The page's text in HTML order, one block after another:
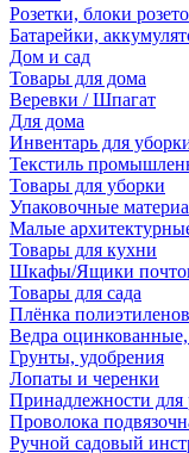
Розетки, блоки
Батарейки,
Дом и сад
Товары для дома
Веревки / Шпагат
Для дома
Инвентарь для
Текстиль
Товары для уборки
Упаковочные
Малые
Товары для кухни
Шкафы/Ящики
Товары для сада
Плёнка
Ведра
Грунты, удобрения
Лопаты и черенки
Принадлежности для
Проволока
Ручной садовый